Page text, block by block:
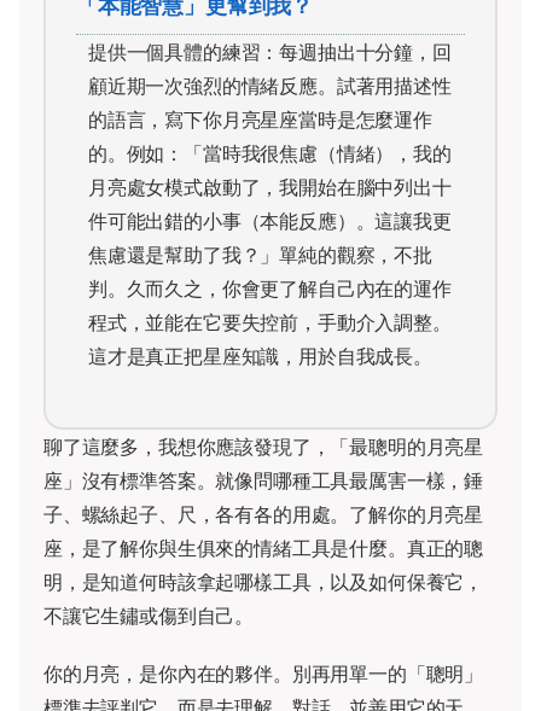
「本能智慧」更幫到我？
提供一個具體的練習：每週抽出十分鐘，回
顧近期一次強烈的情緒反應。試著用描述性
的語言，寫下你月亮星座當時是怎麼運作
的。例如：「當時我很焦慮（情緒），我的
月亮處女模式啟動了，我開始在腦中列出十
件可能出錯的小事（本能反應）。這讓我更
焦慮還是幫助了我？」單純的觀察，不批
判。久而久之，你會更了解自己內在的運作
程式，並能在它要失控前，手動介入調整。
這才是真正把星座知識，用於自我成長。
聊了這麼多，我想你應該發現了，「最聰明的月亮星
座」沒有標準答案。就像問哪種工具最厲害一樣，錘
子、螺絲起子、尺，各有各的用處。了解你的月亮星
座，是了解你與生俱來的情緒工具是什麼。真正的聰
明，是知道何時該拿起哪樣工具，以及如何保養它，
不讓它生鏽或傷到自己。
你的月亮，是你內在的夥伴。別再用單一的「聰明」